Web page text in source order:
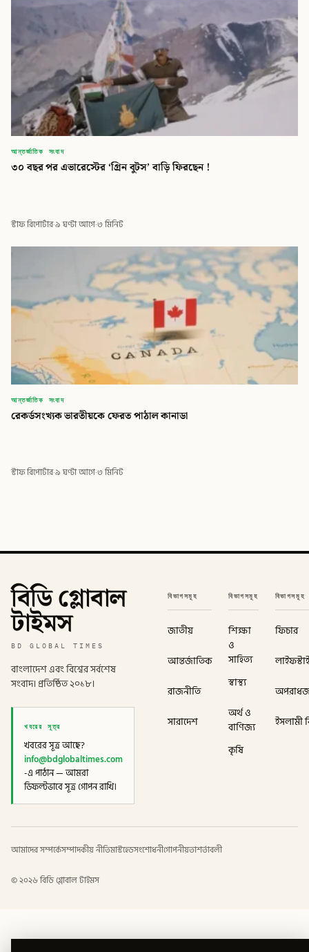
আন্তর্জাতিক সংবাদ
৩০ বছর পর এভারেস্টের ‘গ্রিন বুটস’ বাড়ি ফিরছেন !
স্টাফ রিপোর্টার·৯ ঘণ্টা আগে·৩ মিনিট
আন্তর্জাতিক সংবাদ
রেকর্ডসংখ্যক ভারতীয়কে ফেরত পাঠাল কানাডা
স্টাফ রিপোর্টার·৯ ঘণ্টা আগে·৩ মিনিট
বিডি গ্লোবাল
টাইমস
BD GLOBAL TIMES
বাংলাদেশ এবং বিশ্বের সর্বশেষ
সংবাদ। প্রতিষ্ঠিত ২০১৮।
খবরের সূত্র
খবরের সূত্র আছে?
info@bdglobaltimes.com
-এ পাঠান — আমরা
ডিফল্টভাবে সূত্র গোপন রাখি।
বিভাগসমূহ
জাতীয়
আন্তর্জাতিক
রাজনীতি
সারাদেশ
বিভাগসমূহ
শিক্ষা
ও
সাহিত্য
স্বাস্থ্য
অর্থ ও
বাণিজ্য
কৃষি
বিভাগসমূহ
ফিচার
ইসলামী
আমাদের সম্পর্কেসম্পাদকীয় নীতিমাস্টহেডসংশোধনীগোপনীয়তাশর্তাবলী
©২০২৬ বিডি গ্লোবাল টাইমস